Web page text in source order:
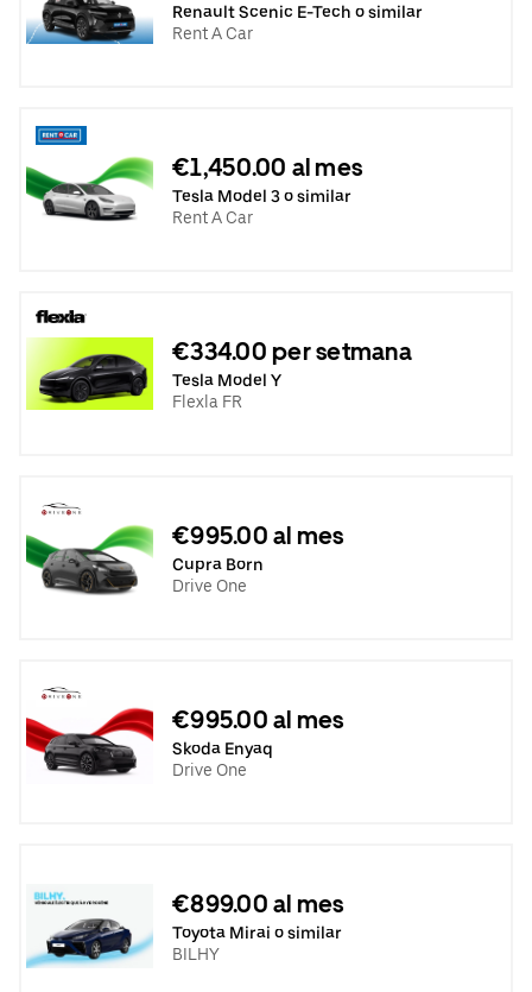
Renault Scenic E-Tech o similar
Rent A Car
€1,450.00 al mes
Tesla Model 3 o similar
Rent A Car
€334.00 per setmana
Tesla Model Y
Flexla FR
€995.00 al mes
Cupra Born
Drive One
€995.00 al mes
Skoda Enyaq
Drive One
€899.00 al mes
Toyota Mirai o similar
BILHY